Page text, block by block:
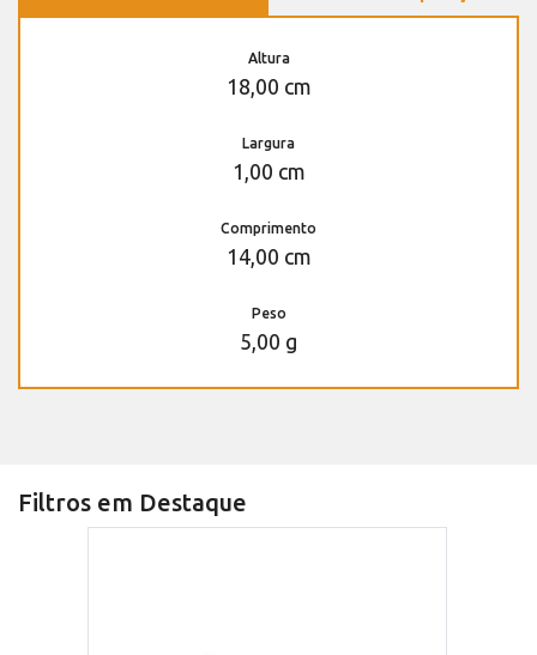
Altura
18,00 cm
Largura
1,00 cm
Comprimento
14,00 cm
Peso
5,00 g
Filtros em Destaque